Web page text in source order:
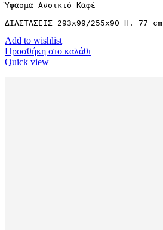
Ύφασμα Ανοικτό Καφέ
ΔΙΑΣΤΑΣΕΙΣ 293x99/255x90 H. 77 cm
Add to wishlist
Προσθήκη στο καλάθι
Quick view